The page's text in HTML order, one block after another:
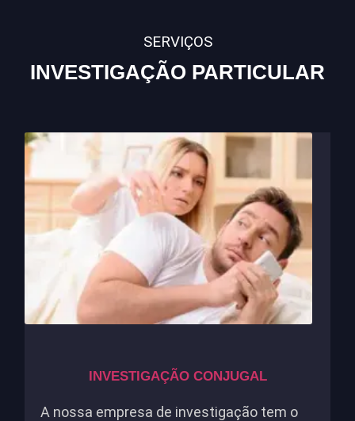
SERVIÇOS
INVESTIGAÇÃO PARTICULAR
INVESTIGAÇÃO CONJUGAL
A nossa empresa de investigação tem o